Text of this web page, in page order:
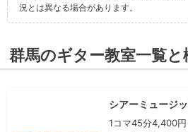
況とは異なる場合があります。
群馬のギター教室一覧と
シアーミュージ
1コマ45分4,400円